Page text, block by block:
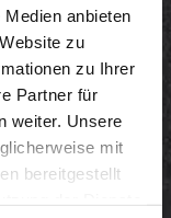
anbieten
zu
zu Ihrer
Partner für
weiter. Unsere
mit
bereitgestellt